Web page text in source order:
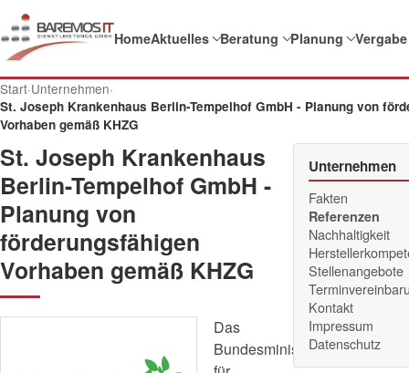
HomeAktuelles Beratung Planung Vergabe
Start·Unternehmen·
St. Joseph Krankenhaus Berlin-Tempelhof GmbH - Planung von
Vorhaben gemäß KHZG
St. Joseph Krankenhaus
Berlin-Tempelhof GmbH -
Planung von
förderungsfähigen
Vorhaben gemäß KHZG
Das
Bundesministerium
Unternehmen
Fakten
Referenzen
Nachhaltigkeit
Stellenangebote
Kontakt
Impressum
Datenschutz